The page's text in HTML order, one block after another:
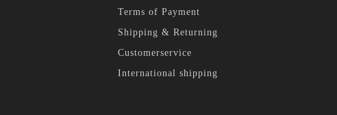
Terms of Payment
Shipping & Returning
Customerservice
International shipping